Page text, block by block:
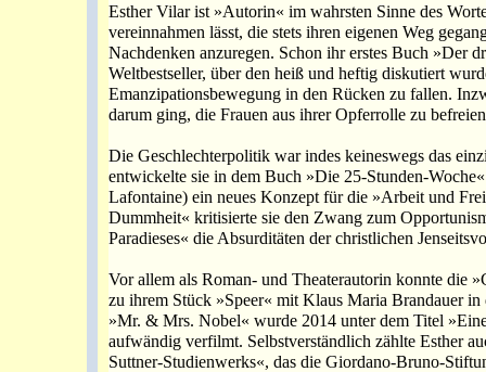
Esther Vilar ist »Autorin« im wahrsten Sinne des
vereinnahmen lässt, die stets ihren eigenen Weg
Nachdenken anzuregen. Schon ihr erstes Buch »Der
Weltbestseller, über den heiß und heftig diskutiert
Emanzipationsbewegung in den Rücken zu fallen.
darum ging, die Frauen aus ihrer Opferrolle zu
Die Geschlechterpolitik war indes keineswegs das
entwickelte sie in dem Buch »Die 25-Stunden-
Lafontaine) ein neues Konzept für die »Arbeit und
Dummheit« kritisierte sie den Zwang zum
Paradieses« die Absurditäten der christlichen
Vor allem als Roman- und Theaterautorin konnte die
zu ihrem Stück »Speer« mit Klaus Maria Brandauer
»Mr. & Mrs. Nobel« wurde 2014 unter dem Titel
aufwändig verfilmt. Selbstverständlich zählte Esther
Suttner-Studienwerks«, das die Giordano-Bruno-